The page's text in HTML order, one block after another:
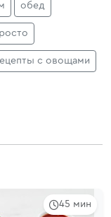
обед
с овощами
45 мин